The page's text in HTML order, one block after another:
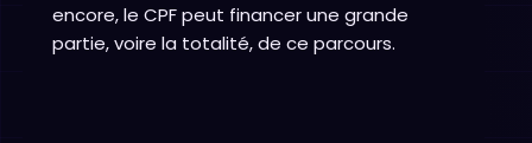
encore, le CPF peut financer une grande
partie, voire la totalité, de ce parcours.